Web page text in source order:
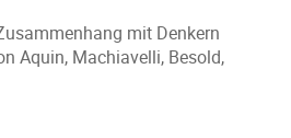
mit Denkern
Aquin, Machiavelli, Besold,